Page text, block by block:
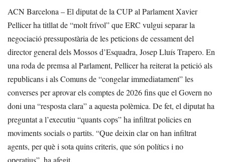
ACN Barcelona – El diputat de la CUP al Parlament Xavier
Pellicer ha titllat de “molt frívol” que ERC vulgui separar la
negociació pressupostària de les peticions de cessament del
director general dels Mossos d’Esquadra, Josep Lluís Trapero. En
una roda de premsa al Parlament, Pellicer ha reiterat la petició als
republicans i als Comuns de “congelar immediatament” les
converses per aprovar els comptes de 2026 fins que el Govern no
doni una “resposta clara” a aquesta polèmica. De fet, el diputat ha
preguntat a l’executiu “quants cops” ha infiltrat policies en
moviments socials o partits. “Que deixin clar on han infiltrat
agents, per què i sota quins criteris, que són polítics i no
operatius”, ha afegit.